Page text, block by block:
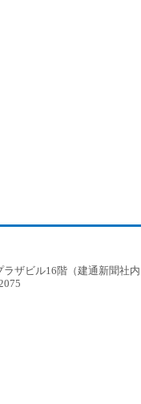
ザビル16階（建通新聞社